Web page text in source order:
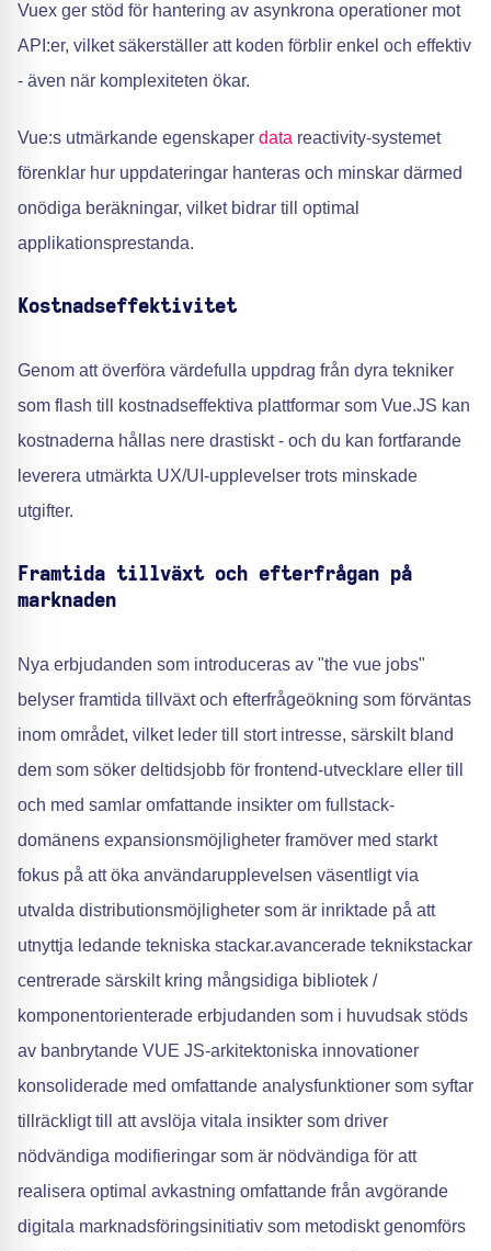
Vuex ger stöd för hantering av asynkrona operationer mot
API:er, vilket säkerställer att koden förblir enkel och effektiv
- även när komplexiteten ökar.
Vue:s utmärkande egenskaper data reactivity-systemet
förenklar hur uppdateringar hanteras och minskar därmed
onödiga beräkningar, vilket bidrar till optimal
applikationsprestanda.
Kostnadseffektivitet
Genom att överföra värdefulla uppdrag från dyra tekniker
som flash till kostnadseffektiva plattformar som Vue.JS kan
kostnaderna hållas nere drastiskt - och du kan fortfarande
leverera utmärkta UX/UI-upplevelser trots minskade
utgifter.
Framtida tillväxt och efterfrågan på
marknaden
Nya erbjudanden som introduceras av "the vue jobs"
belyser framtida tillväxt och efterfrågeökning som förväntas
inom området, vilket leder till stort intresse, särskilt bland
dem som söker deltidsjobb för frontend-utvecklare eller till
och med samlar omfattande insikter om fullstack-
domänens expansionsmöjligheter framöver med starkt
fokus på att öka användarupplevelsen väsentligt via
utvalda distributionsmöjligheter som är inriktade på att
utnyttja ledande tekniska stackar.avancerade teknikstackar
centrerade särskilt kring mångsidiga bibliotek /
komponentorienterade erbjudanden som i huvudsak stöds
av banbrytande VUE JS-arkitektoniska innovationer
konsoliderade med omfattande analysfunktioner som syftar
tillräckligt till att avslöja vitala insikter som driver
nödvändiga modifieringar som är nödvändiga för att
realisera optimal avkastning omfattande från avgörande
digitala marknadsföringsinitiativ som metodiskt genomförs